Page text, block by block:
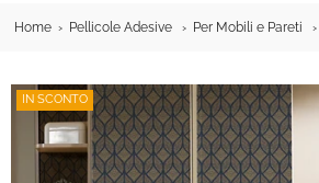
Home Pellicole Adesive Per Mobili e Pareti
IN SCONTO